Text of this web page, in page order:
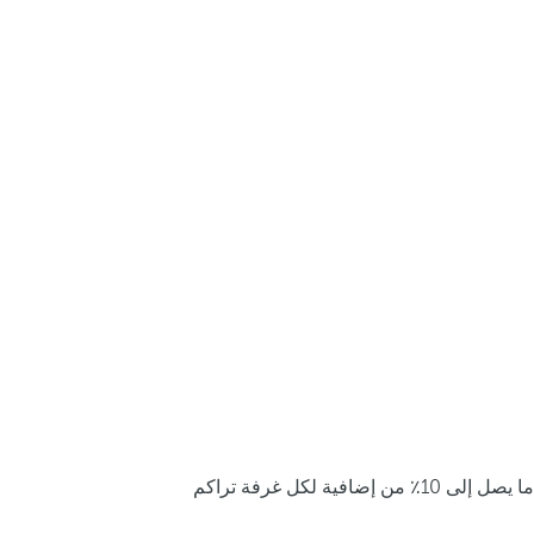
ما يصل إلى 10٪ من إضافية لكل غرفة تراكم